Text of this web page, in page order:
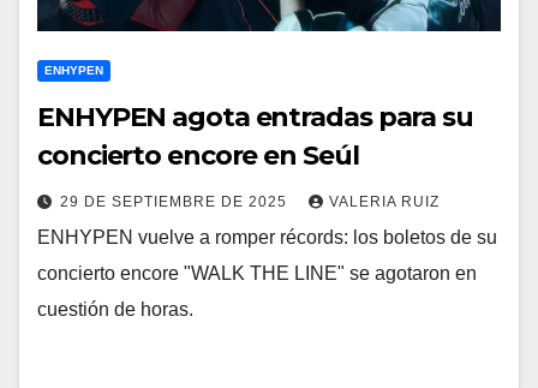
ENHYPEN
ENHYPEN agota entradas para su
concierto encore en Seúl
29 DE SEPTIEMBRE DE 2025 VALERIA RUIZ
ENHYPEN vuelve a romper récords: los boletos de su
concierto encore "WALK THE LINE" se agotaron en
cuestión de horas.